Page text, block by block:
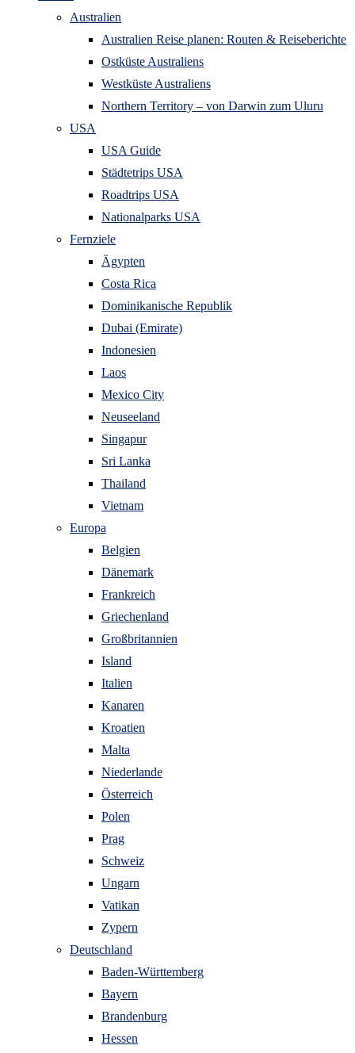
Australien
Australien Reise planen: Routen & Reiseberichte
Ostküste Australiens
Westküste Australiens
Northern Territory – von Darwin zum Uluru
USA
USA Guide
Städtetrips USA
Roadtrips USA
Nationalparks USA
Fernziele
Ägypten
Costa Rica
Dominikanische Republik
Dubai (Emirate)
Indonesien
Laos
Mexico City
Neuseeland
Singapur
Sri Lanka
Thailand
Vietnam
Europa
Belgien
Dänemark
Frankreich
Griechenland
Großbritannien
Island
Italien
Kanaren
Kroatien
Malta
Niederlande
Österreich
Polen
Prag
Schweiz
Ungarn
Vatikan
Zypern
Deutschland
Baden-Württemberg
Bayern
Brandenburg
Hessen